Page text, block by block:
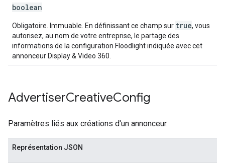
boolean
Obligatoire. Immuable. En définissant ce champ sur true, vous
autorisez, au nom de votre entreprise, le partage des
informations de la configuration Floodlight indiquée avec cet
annonceur Display & Video 360.
AdvertiserCreativeConfig
Paramètres liés aux créations d'un annonceur.
Représentation JSON